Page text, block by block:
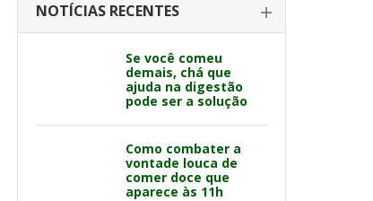
NOTÍCIAS RECENTES
Se você comeu
demais, chá que
ajuda na digestão
pode ser a solução
Como combater a
vontade louca de
comer doce que
aparece às 11h